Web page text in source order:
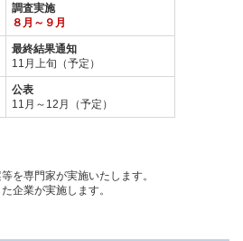
調査実施
８月～９月
最終結果通知
11月上旬（予定）
公表
11月～12月（予定）
を専門家が実施いたします。
企業が実施します。